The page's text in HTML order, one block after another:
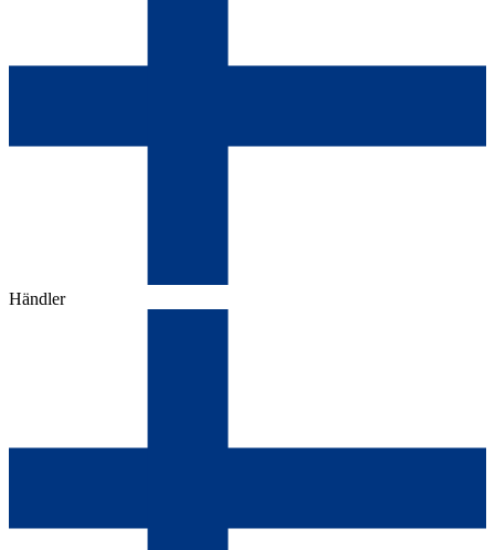
Händler